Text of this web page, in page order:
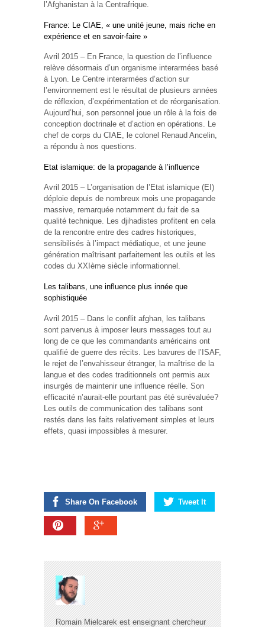
l’Afghanistan à la Centrafrique.
France: Le CIAE, « une unité jeune, mais riche en
expérience et en savoir-faire »
Avril 2015 – En France, la question de l’influence
relève désormais d’un organisme interarmées basé
à Lyon. Le Centre interarmées d’action sur
l’environnement est le résultat de plusieurs années
de réflexion, d’expérimentation et de réorganisation.
Aujourd’hui, son personnel joue un rôle à la fois de
conception doctrinale et d’action en opérations. Le
chef de corps du CIAE, le colonel Renaud Ancelin,
a répondu à nos questions.
Etat islamique: de la propagande à l’influence
Avril 2015 – L’organisation de l’Etat islamique (EI)
déploie depuis de nombreux mois une propagande
massive, remarquée notamment du fait de sa
qualité technique. Les djihadistes profitent en cela
de la rencontre entre des cadres historiques,
sensibilisés à l’impact médiatique, et une jeune
génération maîtrisant parfaitement les outils et les
codes du XXIème siècle informationnel.
Les talibans, une influence plus innée que
sophistiquée
Avril 2015 – Dans le conflit afghan, les talibans
sont parvenus à imposer leurs messages tout au
long de ce que les commandants américains ont
qualifié de guerre des récits. Les bavures de l’ISAF,
le rejet de l’envahisseur étranger, la maîtrise de la
langue et des codes traditionnels ont permis aux
insurgés de maintenir une influence réelle. Son
efficacité n’aurait-elle pourtant pas été surévaluée?
Les outils de communication des talibans sont
restés dans les faits relativement simples et leurs
effets, quasi impossibles à mesurer.
Share On Facebook Tweet It
Romain Mielcarek est enseignant chercheur